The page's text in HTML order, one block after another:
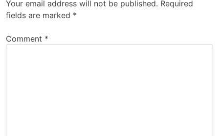
Your email address will not be published. Required
fields are marked *
Comment *